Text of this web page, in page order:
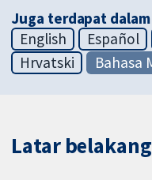
Juga terdapat dalam
English
Español
Hrvatski
Bahasa
Latar belakang